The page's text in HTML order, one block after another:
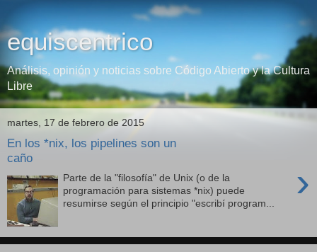
equiscentrico
Análisis, opinión y noticias sobre Código Abierto y la Cultura
Libre
martes, 17 de febrero de 2015
En los *nix, los pipelines son un
caño
›
Parte de la "filosofía" de Unix (o de la
programación para sistemas *nix) puede
resumirse según el principio "escribí program...